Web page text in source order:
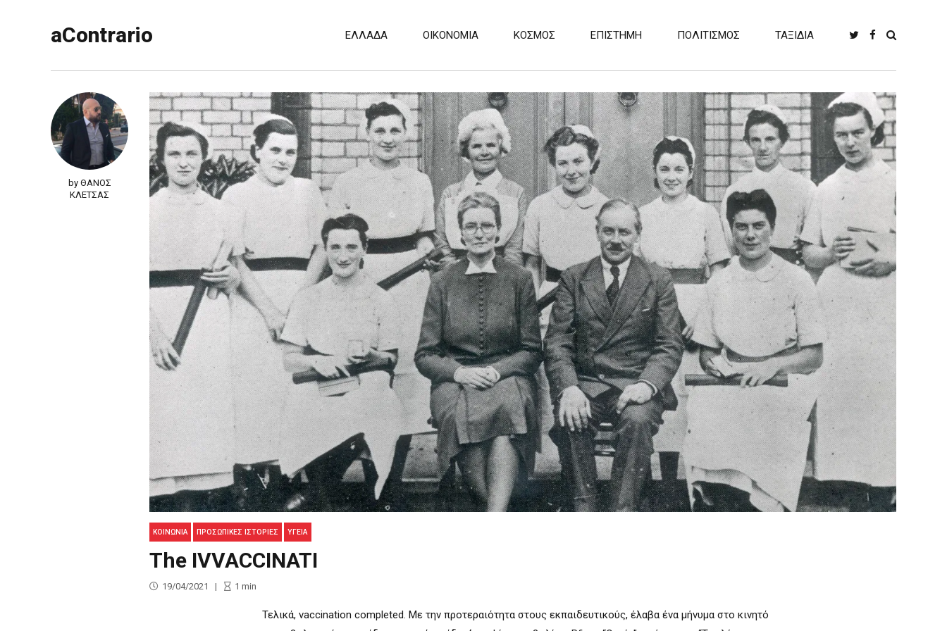
aContrario ΕΛΛΑΔΑ ΟΙΚΟΝΟΜΙΑ ΚΟΣΜΟΣ ΕΠΙΣΤΗΜΗ ΠΟΛΙΤΙΣΜΟΣ ΤΑΞΙΔΙΑ
by ΘΑΝΟΣ
ΚΛΕΤΣΑΣ
ΚΟΙΝΩΝΊΑ ΠΡΟΣΩΠΙΚΕΣ ΙΣΤΟΡΙΕΣ ΥΓΕΊΑ
The IVVACCINATI
19/04/2021 1 min
Τελικά, vaccination completed. Με την προτεραιότητα στους εκπαιδευτικούς, έλαβα ένα μήνυμα στο κινητό